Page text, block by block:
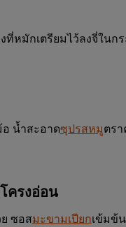
หมักเตรียมไว้ลงจี่ในก
น้ำสะอาดซุปรสหมูตร
ครงอ่อน
ซอสมะขามเปียกเข้มข้